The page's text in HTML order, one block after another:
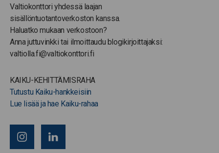
Valtiokonttori yhdessä laajan
sisällöntuotantoverkoston kanssa.
Haluatko mukaan verkostoon?
Anna juttuvinkki tai ilmoittaudu blogikirjoittajaksi:
valtiolla.fi@valtiokonttori.fi
KAIKU-KEHITTÄMISRAHA
Tutustu Kaiku-hankkeisiin
Lue lisää ja hae Kaiku-rahaa